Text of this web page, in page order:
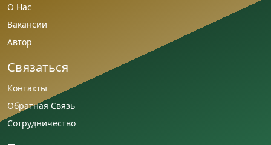
О Нас
Вакансии
Автор
Связаться
Контакты
Обратная Связь
Сотрудничество